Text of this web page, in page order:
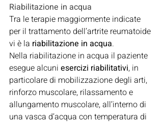
Riabilitazione in acqua
Tra le terapie maggiormente indicate
per il trattamento dell’artrite reumatoide
vi è la riabilitazione in acqua.
Nella riabilitazione in acqua il paziente
esegue alcuni esercizi riabilitativi, in
particolare di mobilizzazione degli arti,
rinforzo muscolare, rilassamento e
allungamento muscolare, all’interno di
una vasca d’acqua con temperatura di